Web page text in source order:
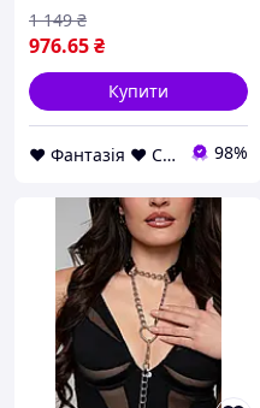
976.65₴
1 149 ₴
Купити
❤ Фантазія ❤ Секс шоп інтернет магазин товарів для дорослих ❤ Анонімно 98%